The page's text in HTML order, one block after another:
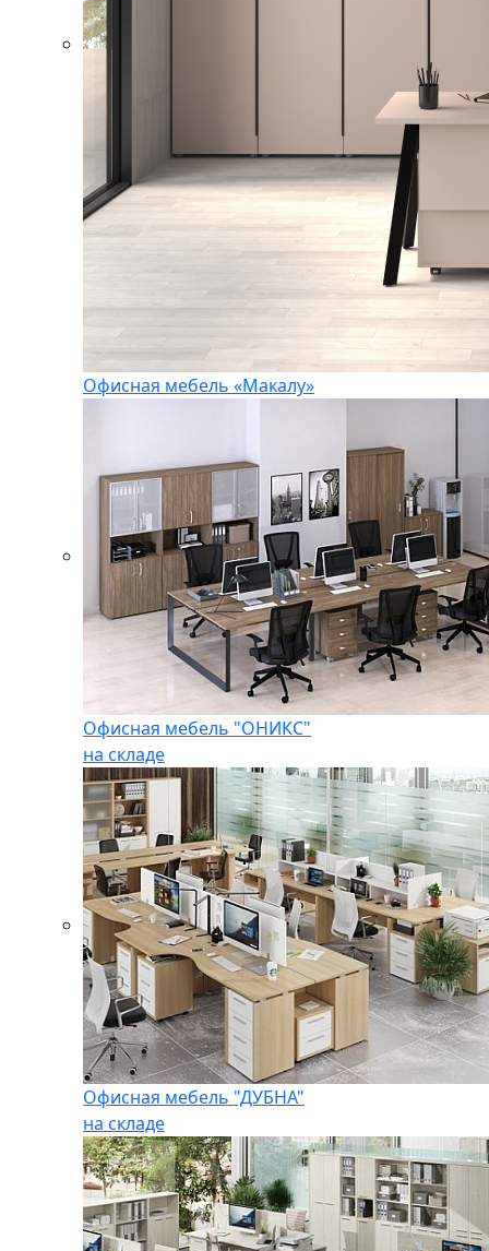
Офисная мебель «Макалу»
Офисная мебель "ОНИКС"
на складе
Офисная мебель "ДУБНА"
на складе